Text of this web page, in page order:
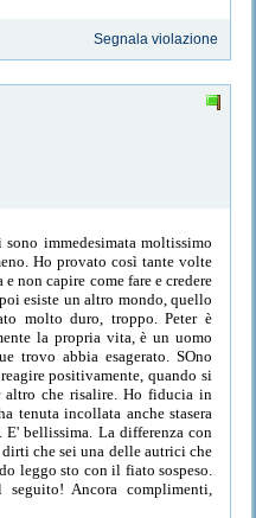
Segnala violazione
immedesimata moltissimo
Ho provato così tante volte
non capire come fare e credere
esiste un altro mondo, quello
molto duro, troppo. Peter è
la propria vita, è un uomo
trovo abbia esagerato. SOno
positivamente, quando si
che risalire. Ho fiducia in
tenuta incollata anche stasera
E' bellissima. La differenza con
che sei una delle autrici che
leggo sto con il fiato sospeso.
Ancora complimenti,